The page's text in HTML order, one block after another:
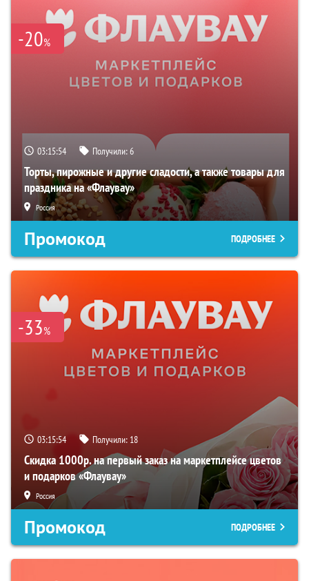
-20%
03:15:53 Получили:6
Торты, пирожные и другие сладости, а также товары для
праздника на «Флаувау»
Россия
Промокод ПОДРОБНЕЕ
-33%
03:15:53 Получили: 18
Скидка 1000р. на первый заказ на маркетплейсе цветов
и подарков «Флаувау»
Россия
Промокод ПОДРОБНЕЕ